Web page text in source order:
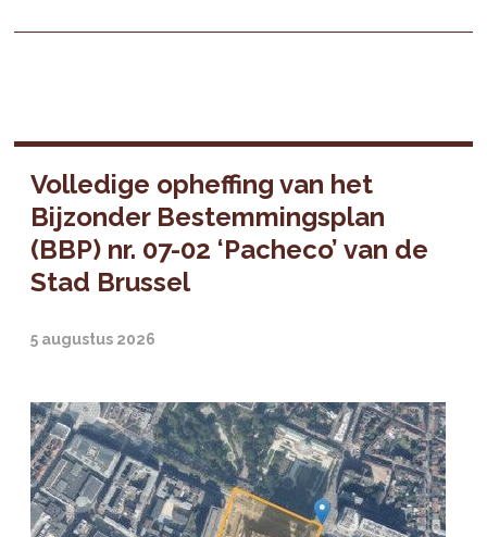
Volledige opheffing van het
Bijzonder Bestemmingsplan
(BBP) nr. 07-02 ‘Pacheco’ van de
Stad Brussel
5 augustus 2026